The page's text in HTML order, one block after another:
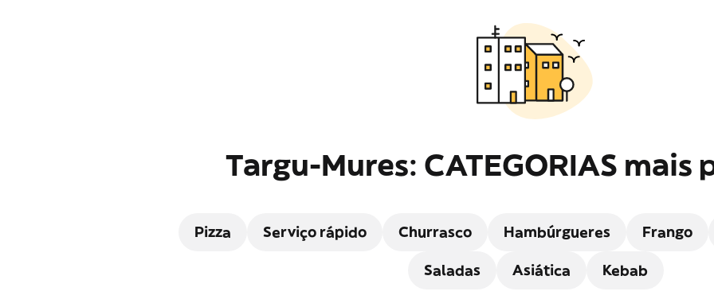
Targu-Mures: CATEGORIAS mais
Pizza Serviço rápido Churrasco Hambúrgueres Frango
Saladas Asiática Kebab